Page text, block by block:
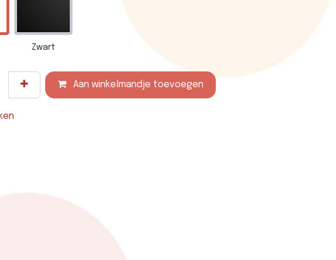
Zwart
Aan winkelmandje toevoegen